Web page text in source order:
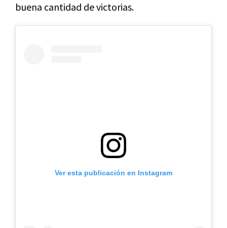
buena cantidad de victorias.
Ver esta publicación en Instagram